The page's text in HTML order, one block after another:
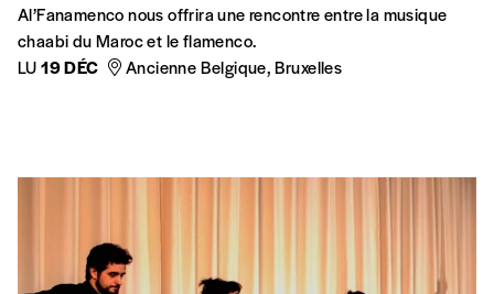
Al’Fanamenco nous offrira une rencontre entre la musique
chaabi du Maroc et le flamenco.
LU19 DÉC Ancienne Belgique, Bruxelles